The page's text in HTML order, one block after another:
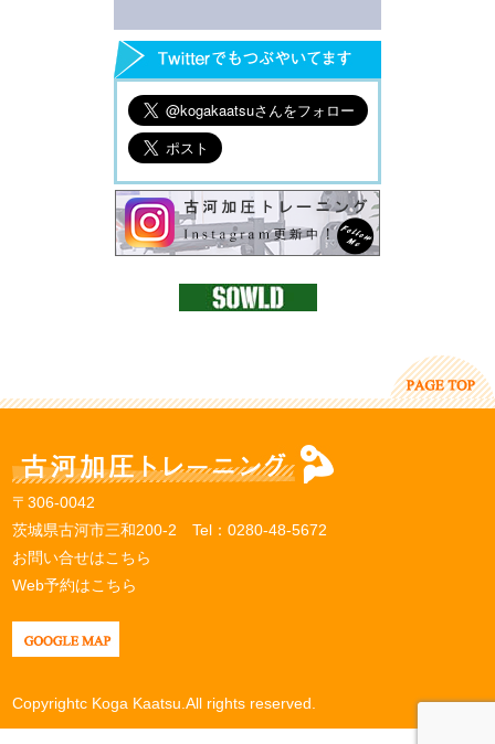
〒306-0042
茨城県古河市三和200-2 Tel：0280-48-5672
お問い合せはこちら
Web予約はこちら
Copyrightc Koga Kaatsu.All rights reserved.